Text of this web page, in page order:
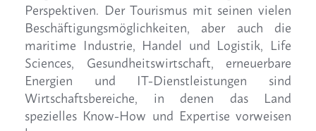
Perspektiven. Der Tourismus mit seinen vielen
Beschäftigungsmöglichkeiten, aber auch die
maritime Industrie, Handel und Logistik, Life
Sciences, Gesundheitswirtschaft, erneuerbare
Energien und IT-Dienstleistungen sind
Wirtschaftsbereiche, in denen das Land
spezielles Know-How und Expertise vorweisen